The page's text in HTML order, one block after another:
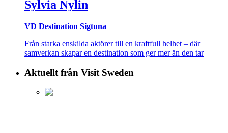
Sylvia Nylin
VD Destination Sigtuna
Från starka enskilda aktörer till en kraftfull helhet – där
samverkan skapar en destination som ger mer än den tar
Aktuellt från Visit Sweden